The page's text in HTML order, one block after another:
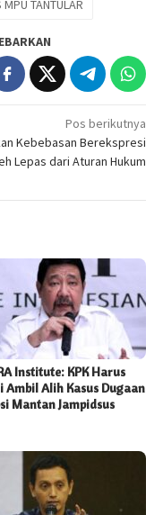
MPU TANTULAR
Pos berikutnya
Kebebasan Berekspresi
Lepas dari Aturan Hukum
Institute: KPK Harus
Ambil Alih Kasus Dugaan
Mantan Jampidsus